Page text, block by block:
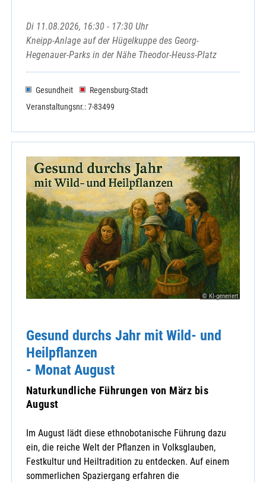
Di 11.08.2026, 16:30 - 17:30 Uhr
Kneipp-Anlage auf der Hügelkuppe des Georg-
Hegenauer-Parks in der Nähe Theodor-Heuss-Platz
Gesundheit
Regensburg-Stadt
Veranstaltungsnr.: 7-83499
© KI-generiert
Gesund durchs Jahr mit Wild- und
Heilpflanzen
- Monat August
Naturkundliche Führungen von März bis
August
Im August lädt diese ethnobotanische Führung dazu
ein, die reiche Welt der Pflanzen in Volksglauben,
Festkultur und Heiltradition zu entdecken. Auf einem
sommerlichen Spaziergang erfahren die